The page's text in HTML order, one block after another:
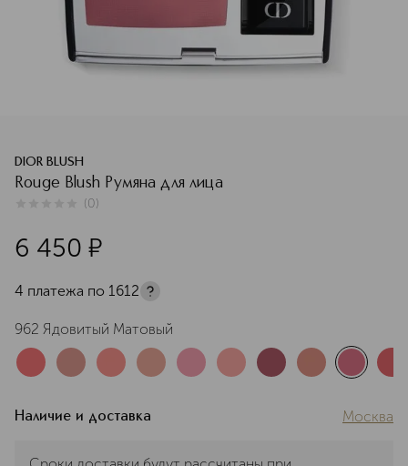
DIOR BLUSH
Rouge Blush Румяна для лица
(0)
6 450 ¤
4 платежа по 1612
962 Ядовитый Матовый
Наличие и доставка Москва